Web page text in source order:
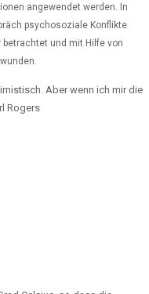
angewendet werden. In
psychosoziale Konflikte
und mit Hilfe von
Aber wenn ich mir die
Rogers